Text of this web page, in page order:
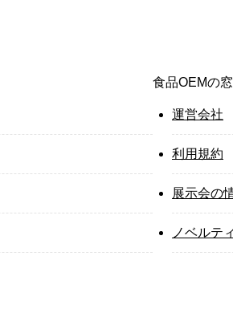
食品OEMの
運営会社
利用規約
展示会の
ノベルテ